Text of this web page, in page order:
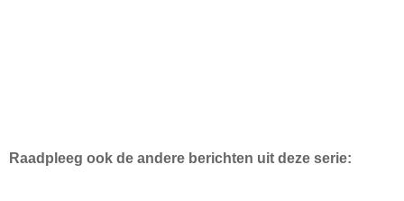
Raadpleeg ook de andere berichten uit deze serie: